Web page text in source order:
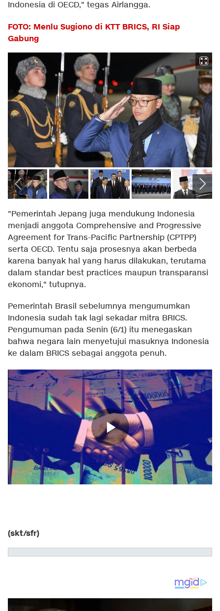
Indonesia di OECD," tegas Airlangga.
FOTO: Menlu Sugiono di KTT BRICS, RI Siap
Gabung
"Pemerintah Jepang juga mendukung Indonesia
menjadi anggota Comprehensive and Progressive
Agreement for Trans-Pacific Partnership (CPTPP)
serta OECD. Tentu saja prosesnya akan berbeda
karena banyak hal yang harus dilakukan, terutama
dalam standar best practices maupun transparansi
ekonomi," tutupnya.
Pemerintah Brasil sebelumnya mengumumkan
Indonesia sudah tak lagi sekadar mitra BRICS.
Pengumuman pada Senin (6/1) itu menegaskan
bahwa negara lain menyetujui masuknya Indonesia
ke dalam BRICS sebagai anggota penuh.
(skt/sfr)